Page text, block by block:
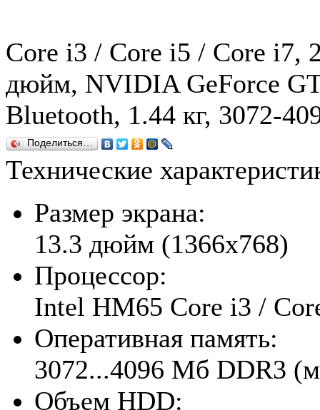
Core i3 / Core i5 / Core i7,
дюйм, NVIDIA GeForce
Bluetooth, 1.44 кг, 3072-
Поделиться…
Технические
Размер экрана:
13.3 дюйм (1366x768)
Процессор:
Intel HM65 Core i3 /
Оперативная память:
3072...4096 Мб DDR3
Объем HDD: